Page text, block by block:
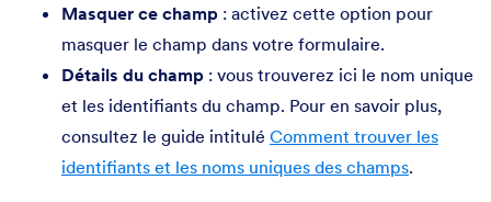
Masquer ce champ : activez cette option pour
masquer le champ dans votre formulaire.
Détails du champ : vous trouverez ici le nom unique
et les identifiants du champ. Pour en savoir plus,
consultez le guide intitulé Comment trouver les
identifiants et les noms uniques des champs.